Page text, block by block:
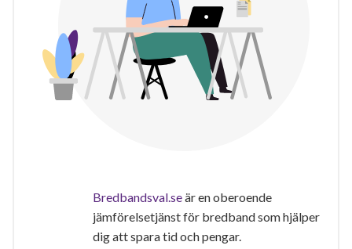
Bredbandsval.seär en oberoende
jämförelsetjänst för bredband som hjälper
dig att spara tid och pengar.